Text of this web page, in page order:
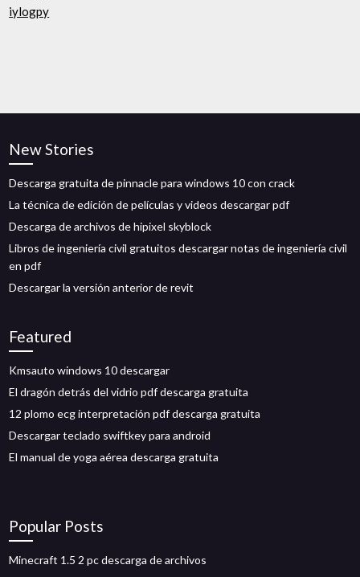
iylogpy
New Stories
Descarga gratuita de pinnacle para windows 10 con crack
La técnica de edición de películas y videos descargar pdf
Descarga de archivos de hipixel skyblock
Libros de ingeniería civil gratuitos descargar notas de ingeniería civil
en pdf
Descargar la versión anterior de revit
Featured
Kmsauto windows 10 descargar
El dragón detrás del vidrio pdf descarga gratuita
12 plomo ecg interpretación pdf descarga gratuita
Descargar teclado swiftkey para android
El manual de yoga aérea descarga gratuita
Popular Posts
Minecraft 1.5 2 pc descarga de archivos